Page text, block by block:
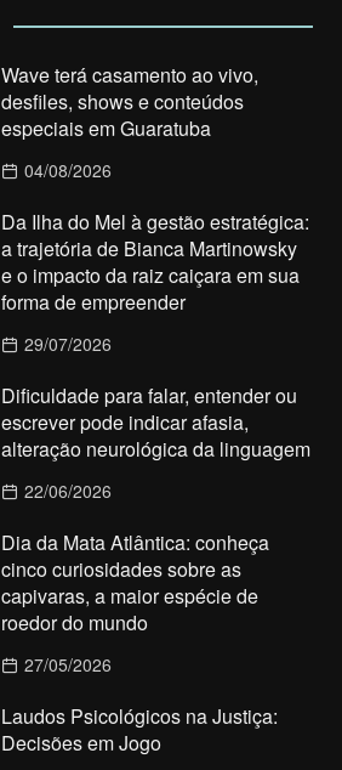
Wave terá casamento ao vivo,
desfiles, shows e conteúdos
especiais em Guaratuba
04/08/2026
Da Ilha do Mel à gestão estratégica:
a trajetória de Bianca Martinowsky
e o impacto da raiz caiçara em sua
forma de empreender
29/07/2026
Dificuldade para falar, entender ou
escrever pode indicar afasia,
alteração neurológica da linguagem
22/06/2026
Dia da Mata Atlântica: conheça
cinco curiosidades sobre as
capivaras, a maior espécie de
roedor do mundo
27/05/2026
Laudos Psicológicos na Justiça:
Decisões em Jogo